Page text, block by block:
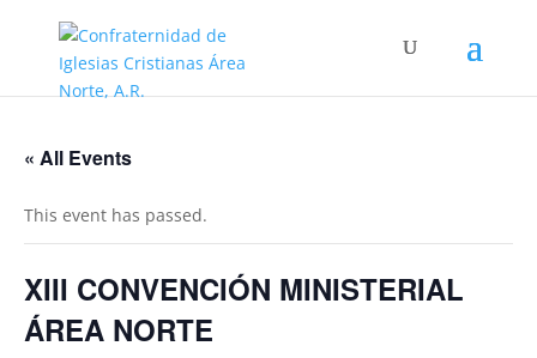
« All Events
This event has passed.
XIII CONVENCIÓN MINISTERIAL
ÁREA NORTE